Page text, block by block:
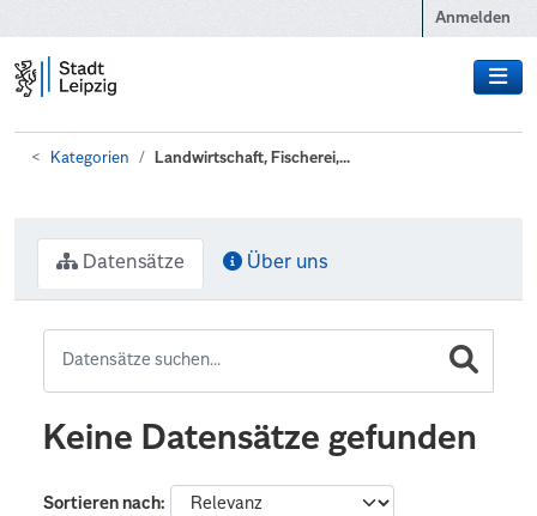
Anmelden
Kategorien Landwirtschaft, Fischerei,...
Datensätze Über uns
Keine Datensätze gefunden
Sortieren nach